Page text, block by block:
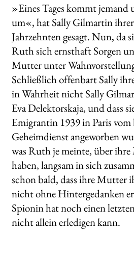
»Eines Tages kommt
um«, hat Sally Gilmartin
Jahrzehnten gesagt. Nun, da
Ruth sich ernsthaft Sorgen
Mutter unter
Schließlich offenbart Sally
in Wahrheit nicht Sally
Eva Delektorskaja, und dass
Emigrantin 1939 in Paris
Geheimdienst angeworben
was Ruth je meinte, über
haben, langsam in sich
schon bald, dass ihre Mutter
nicht ohne Hintergedanken
Spionin hat noch einen
nicht allein erledigen kann.